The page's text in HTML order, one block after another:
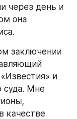
через день и
она
заключении
и
суда. Мне
качестве